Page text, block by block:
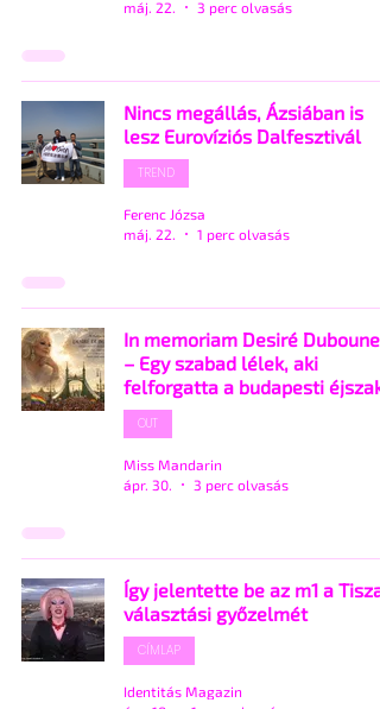
máj. 22. 3 perc olvasás
Nincs megállás, Ázsiában is
lesz Eurovíziós Dalfesztivál
TREND
Ferenc Józsa
máj. 22.
1 perc olvasás
In memoriam Desiré Dubounet
– Egy szabad lélek, aki
felforgatta a budapesti
OUT
Miss Mandarin
ápr. 30.
3 perc olvasás
Így jelentette be az m1 a Tisza
választási győzelmét
CÍMLAP
Identitás Magazin